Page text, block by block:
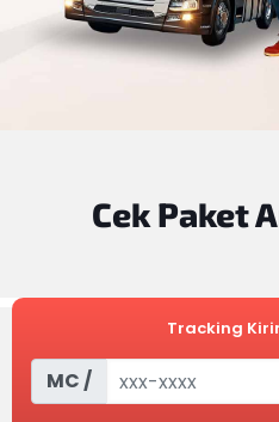
Cek Paket
Tracking
MC /